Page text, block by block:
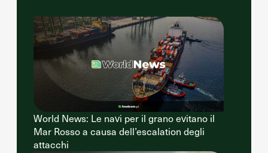
World News: Le navi per il grano evitano il
Mar Rosso a causa dell’escalation degli
attacchi